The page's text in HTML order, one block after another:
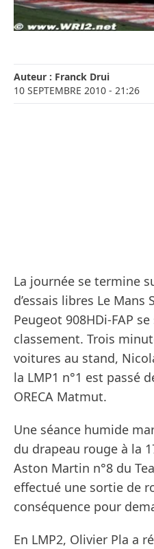
Auteur : Franck Drui
10 SEPTEMBRE 2010 - 21:26
La journée se termine
d’essais libres Le Mans
Peugeot 908HDi-FAP
classement. Trois
voitures au stand,
la LMP1 n°1 est passé
ORECA Matmut.
Une séance humide
du drapeau rouge à la
Aston Martin n°8 du
effectué une sortie de
conséquence pour
En LMP2, Olivier Pla a